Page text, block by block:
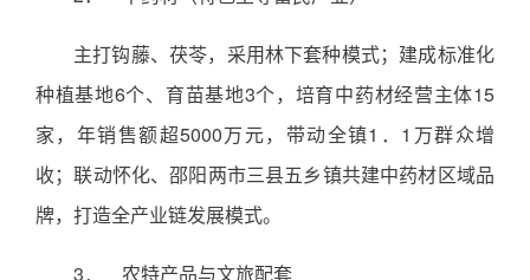
主打钩藤、茯苓，采用林下套种模式；建成标准化
种植基地6个、育苗基地3个，培育中药材经营主体15
家，年销售额超5000万元，带动全镇1．1万群众增
收；联动怀化、邵阳两市三县五乡镇共建中药材区域品
牌，打造全产业链发展模式。
3． 农特产品与文旅配套